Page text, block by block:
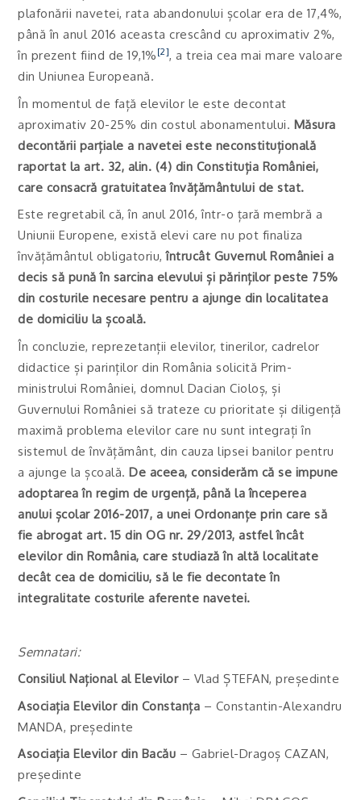
plafonării navetei, rata abandonului școlar era de 17,4%,
până în anul 2016 aceasta crescând cu aproximativ 2%,
în prezent fiind de 19,1% [2], a treia cea mai mare valoare
din Uniunea Europeană.
În momentul de față elevilor le este decontat
aproximativ 20-25% din costul abonamentului. Măsura
decontării parțiale a navetei este neconstituțională
raportat la art. 32, alin. (4) din Constituția României,
care consacră gratuitatea învățământului de stat.
Este regretabil că, în anul 2016, într-o țară membră a
Uniunii Europene, există elevi care nu pot finaliza
învățământul obligatoriu,întrucât Guvernul României a
decis să pună în sarcina elevului și părinților peste 75%
din costurile necesare pentru a ajunge din localitatea
de domiciliu la școală.
În concluzie, reprezetanții elevilor, tinerilor, cadrelor
didactice și parinților din România solicită Prim-
ministrului României, domnul Dacian Cioloș, și
Guvernului României să trateze cu prioritate și diligență
maximă problema elevilor care nu sunt integrați în
sistemul de învățământ, din cauza lipsei banilor pentru
a ajunge la școală.De aceea, considerăm că se impune
adoptarea în regim de urgență, până la începerea
anului școlar 2016-2017, a unei Ordonanțe prin care să
fie abrogat art. 15 din OG nr. 29/2013, astfel încât
elevilor din România, care studiază în altă localitate
decât cea de domiciliu, să le fie decontate în
integralitate costurile aferente navetei.
Semnatari:
Consiliul Național al Elevilor – Vlad ȘTEFAN, președinte
Asociația Elevilor din Constanța – Constantin-Alexandru
MANDA, președinte
Asociația Elevilor din Bacău – Gabriel-Dragoș CAZAN,
președinte